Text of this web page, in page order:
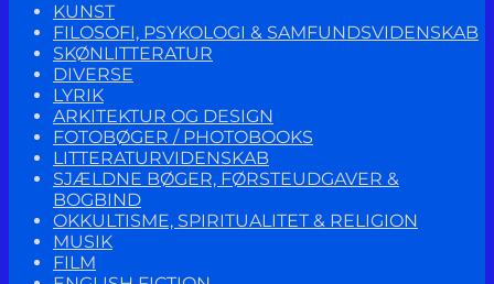
KUNST
FILOSOFI, PSYKOLOGI & SAMFUNDSVIDENSKAB
SKØNLITTERATUR
DIVERSE
LYRIK
ARKITEKTUR OG DESIGN
FOTOBØGER / PHOTOBOOKS
LITTERATURVIDENSKAB
SJÆLDNE BØGER, FØRSTEUDGAVER &
BOGBIND
OKKULTISME, SPIRITUALITET & RELIGION
MUSIK
FILM